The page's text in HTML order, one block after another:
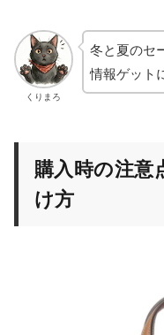
くりまろ
冬と夏のセ
情報ゲット
購入時の注意
け方